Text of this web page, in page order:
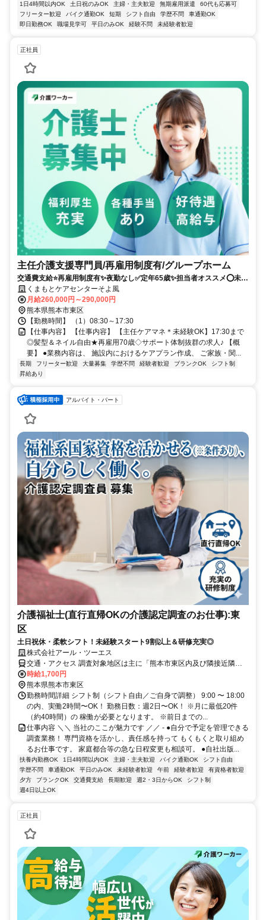
1日4時間以内OK
土日祝のみOK 主婦・主夫歓迎 無期雇用派遣
60代も応募可
フリーター歓迎
バイク通勤OK 短期 シフト自由 学歴不問
車通勤OK
即日勤務OK
職場見学可 平日のみOK 経験不問 未経験者歓迎
正社員
主任介護支援専門員/再雇用制度有/グループホーム
交通費支給⭐️再雇用制度有✨夜勤なし✅️定年65歳✨担当者オススメ⭕️未経
験歓迎✨研修支援有❗️車通勤ＯＫ
くまもとケアセンターそよ風
月給260,000円～290,000円
熊本県熊本市東区
【勤務時間】 （1）08:30～17:30
【仕事内容】 【仕事内容】 【主任ケアマネ＊未経験OK】17:30まで
◎髪型＆ネイル自由★再雇用70歳◇サポート体制抜群の求人♪ 【概
要】 ●業務内容は、 施設内におけるケアプラン作成、 ご家族・関...
長期 フリーター歓迎 大量募集 学歴不問 経験者歓迎 ブランクOK
シフト制
昇給あり
アルバイト・パート
介護福祉士(直行直帰OKの介護認定調査のお仕事):東
区
土日祝休・柔軟シフト！未経験スタート9割以上＆研修充実◎
株式会社アール・ツーエス
交通・アクセス 調査対象地区は主に「熊本市東区内及び隣接近隣
市」の個人宅もしくは病院、施設 ※調査場所に直行直帰可 ※移動手
段は私有の車又はバイクでお願い致します。
時給1,700円
熊本県熊本市東区
勤務時間詳細 シフト制（シフト自由／ご自身で調整） 9:00 〜 18:00
の内、実働2時間〜OK！ 勤務日数：週2日〜OK！ ※月に最低20件
（約40時間）の 稼働が必要となります。 ※前日までの...
仕事内容 ＼＼ 当社のここが魅力です ／／ - ●自分で予定を管理できる
調査業務！ 専門資格を活かし、責任感を持って もくもくと取り組め
るお仕事です。 家庭都合等の急な日程変更も相談可。 ●自社出版...
扶養内勤務OK 1日4時間以内OK 主婦・主夫歓迎 バイク通勤OK
シフト自由
学歴不問
車通勤OK 平日のみOK 未経験者歓迎 午前 経験者歓迎
有資格者歓迎
夕方
ブランクOK 交通費支給 長期歓迎 週2・3日からOK
シフト制
週4日以上OK
正社員